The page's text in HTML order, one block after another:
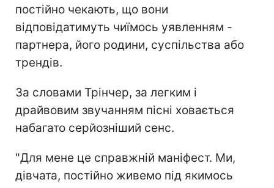
постійно чекають, що вони
відповідатимуть чиїмось уявленням -
партнера, його родини, суспільства або
трендів.
За словами Трінчер, за легким і
драйвовим звучанням пісні ховається
набагато серйозніший сенс.
"Для мене це справжній маніфест. Ми,
дівчата, постійно живемо під якимось